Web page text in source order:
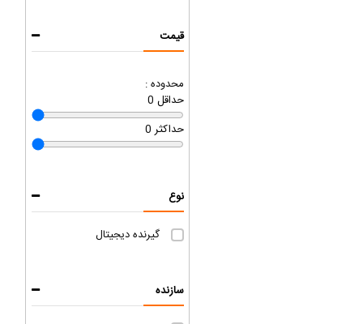
قیمت
محدوده :
0 حداقل
0 حداکثر
نوع
گیرنده دیجیتال
سازنده